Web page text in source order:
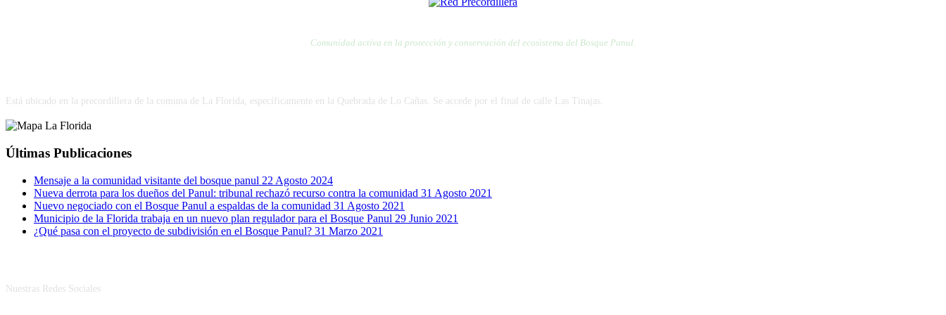
Comunidad activa en la protección y conservación del ecosistema del Bosque Panul.
Está ubicado en la precordillera de la comuna de La Florida, específicamente en la Quebrada de Lo Cañas. Se accede por el final de calle Las Tinajas.
Últimas Publicaciones
Mensaje a la comunidad visitante del bosque panul 22 Agosto 2024
Nueva derrota para los dueños del Panul: tribunal rechazó recurso contra la comunidad 31 Agosto 2021
Nuevo negociado con el Bosque Panul a espaldas de la comunidad 31 Agosto 2021
Municipio de la Florida trabaja en un nuevo plan regulador para el Bosque Panul 29 Junio 2021
¿Qué pasa con el proyecto de subdivisión en el Bosque Panul? 31 Marzo 2021
Nuestras Redes Sociales